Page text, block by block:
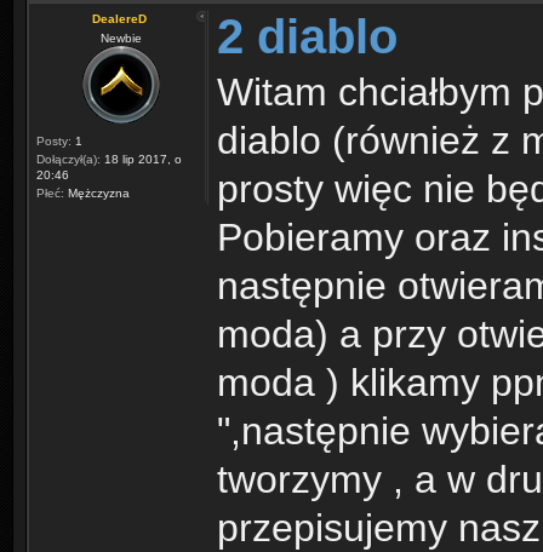
DealereD
Newbie
Posty: 1
Dołączył(a): 18 lip 2017, o
20:46
Płeć: Mężczyzna
2 diablo
Witam chciałbym
diablo (również z
prosty więc nie
Pobieramy oraz
następnie
moda) a przy
moda ) klikamy
",następnie
tworzymy , a w
przepisujemy